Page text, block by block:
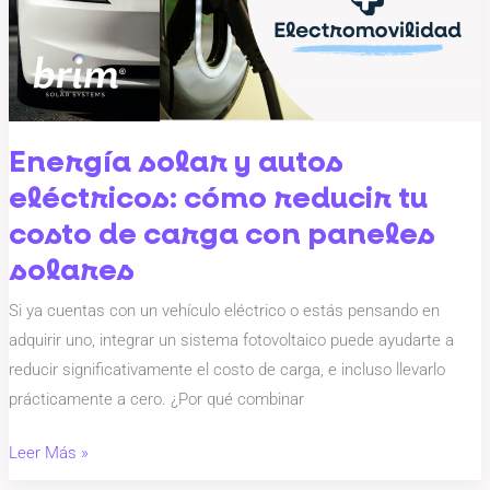
Energía solar y autos
eléctricos: cómo reducir tu
costo de carga con paneles
solares
Si ya cuentas con un vehículo eléctrico o estás pensando en
adquirir uno, integrar un sistema fotovoltaico puede ayudarte a
reducir significativamente el costo de carga, e incluso llevarlo
prácticamente a cero. ¿Por qué combinar
eléctricos:
cómo
reducir
tu
costo
de
carga
con
paneles
solares
Leer Más »